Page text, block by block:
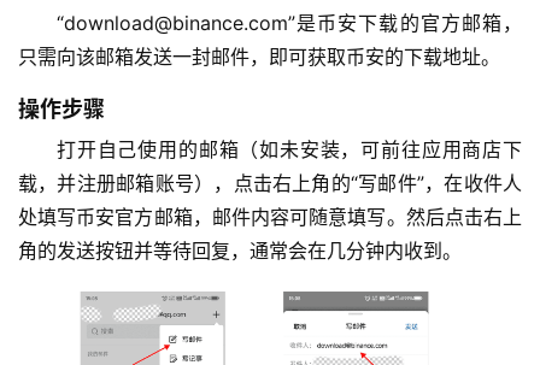
“download@binance.com”是币安下载的官方邮箱，
只需向该邮箱发送一封邮件，即可获取币安的下载地址。
操作步骤
打开自己使用的邮箱（如未安装，可前往应用商店下
载，并注册邮箱账号），点击右上角的“写邮件”，在收件人
处填写币安官方邮箱，邮件内容可随意填写。然后点击右上
角的发送按钮并等待回复，通常会在几分钟内收到。